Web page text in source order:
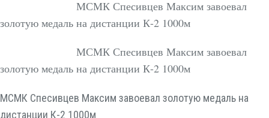
МСМК Спесивцев Максим завоевал
золотую медаль на дистанции К-2 1000м
МСМК Спесивцев Максим завоевал
золотую медаль на дистанции К-2 1000м
МСМК Спесивцев Максим завоевал золотую медаль на
дистанции К-2 1000м